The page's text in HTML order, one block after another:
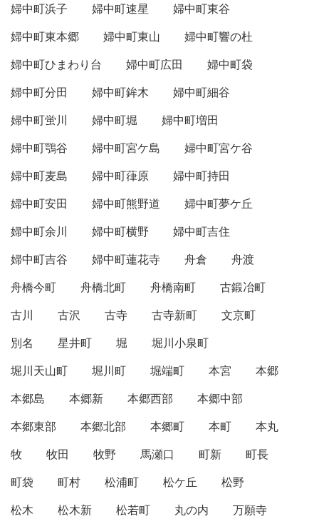
婦中町浜子
婦中町速星
婦中町東谷
婦中町東本郷
婦中町東山
婦中町響の杜
婦中町ひまわり台
婦中町広田
婦中町袋
婦中町分田
婦中町鉾木
婦中町細谷
婦中町蛍川
婦中町堀
婦中町増田
婦中町鶚谷
婦中町宮ケ島
婦中町宮ケ谷
婦中町麦島
婦中町葎原
婦中町持田
婦中町安田
婦中町熊野道
婦中町夢ケ丘
婦中町余川
婦中町横野
婦中町吉住
婦中町吉谷
婦中町蓮花寺 舟倉
舟渡
舟橋今町
舟橋北町 舟橋南町
古鍛冶町
古川
古沢 古寺 古寺新町
文京町
別名
星井町 堀
堀川小泉町
堀川天山町
堀川町 堀端町 本宮
本郷
本郷島
本郷新 本郷西部
本郷中部
本郷東部
本郷北部 本郷町 本町
本丸
牧
牧田 牧野 馬瀬口 町新
町長
町袋
町村 松浦町 松ケ丘
松野
松木
松木新 松若町 丸の内
万願寺